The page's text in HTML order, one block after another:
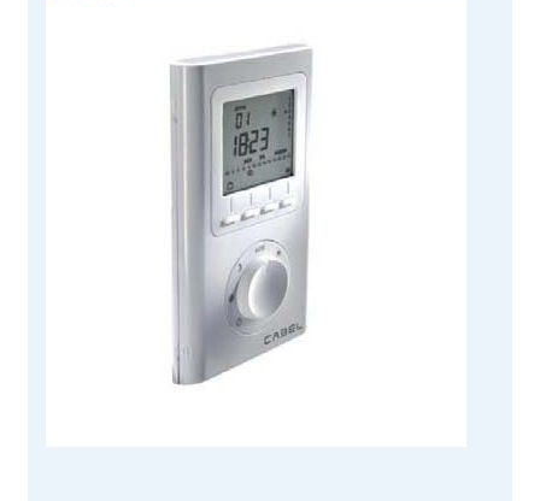
279.86 €.259.60 €.